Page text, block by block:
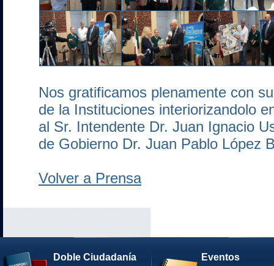
Nos gratificamos plenamente con
de la Instituciones interiorizandolo
al Sr. Intendente Dr. Juan Ignacio
de Gobierno Dr. Juan Pablo López
Volver a Prensa
Doble Ciudadanía Eventos